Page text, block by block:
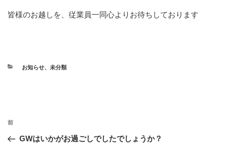
皆様のお越しを、従業員一同心よりお待ちしております
カ
お知らせ、 未分類
投
ナ
前
の
前
GWはいかがお過ごしでしたでしょうか？